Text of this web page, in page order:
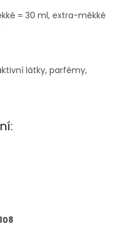
= 30 ml, extra-měkké
látky, parfémy,